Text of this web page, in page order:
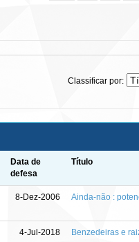
Classificar por:
Data de
defesa
Título
8-Dez-2006 Ainda-não :
4-Jul-2018 Benzedeiras e